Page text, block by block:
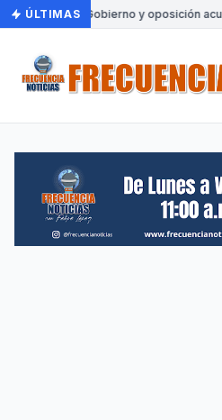
ÚLTIMAS
• Gobierno y oposición